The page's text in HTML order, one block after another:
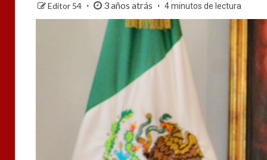
Editor 54 3 años atrás 4 minutos de lectura